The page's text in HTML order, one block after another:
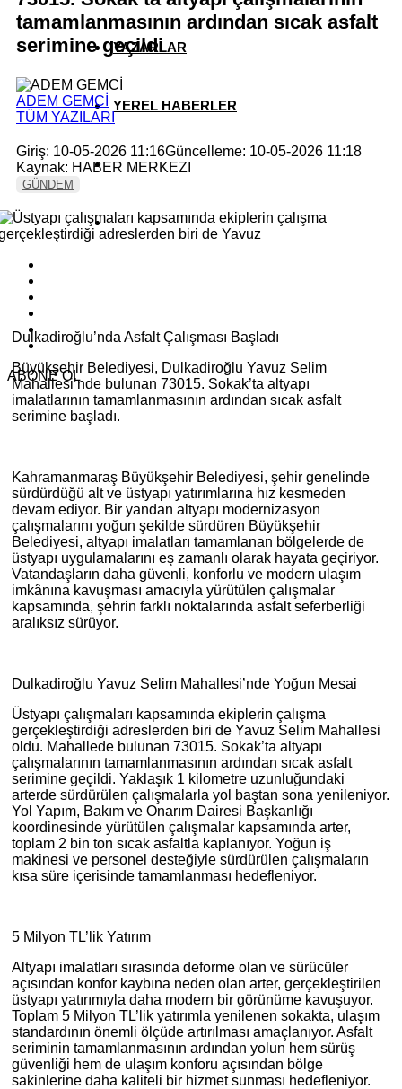
YAZARLAR
YEREL HABERLER
tamamlanmasının ardından sıcak asfalt
serimine geçildi
ADEM GEMCİ
TÜM YAZILARI
Giriş: 10-05-2026 11:16Güncelleme: 10-05-2026 11:18
Kaynak: HABER MERKEZI
GÜNDEM
ABONE OL
Dulkadiroğlu’nda Asfalt Çalışması Başladı
Büyükşehir Belediyesi, Dulkadiroğlu Yavuz Selim
Mahallesi’nde bulunan 73015. Sokak’ta altyapı
imalatlarının tamamlanmasının ardından sıcak asfalt
serimine başladı.
Kahramanmaraş Büyükşehir Belediyesi, şehir genelinde
sürdürdüğü alt ve üstyapı yatırımlarına hız kesmeden
devam ediyor. Bir yandan altyapı modernizasyon
çalışmalarını yoğun şekilde sürdüren Büyükşehir
Belediyesi, altyapı imalatları tamamlanan bölgelerde de
üstyapı uygulamalarını eş zamanlı olarak hayata geçiriyor.
Vatandaşların daha güvenli, konforlu ve modern ulaşım
imkânına kavuşması amacıyla yürütülen çalışmalar
kapsamında, şehrin farklı noktalarında asfalt seferberliği
aralıksız sürüyor.
Dulkadiroğlu Yavuz Selim Mahallesi’nde Yoğun Mesai
Üstyapı çalışmaları kapsamında ekiplerin çalışma
gerçekleştirdiği adreslerden biri de Yavuz Selim Mahallesi
oldu. Mahallede bulunan 73015. Sokak’ta altyapı
çalışmalarının tamamlanmasının ardından sıcak asfalt
serimine geçildi. Yaklaşık 1 kilometre uzunluğundaki
arterde sürdürülen çalışmalarla yol baştan sona yenileniyor.
Yol Yapım, Bakım ve Onarım Dairesi Başkanlığı
koordinesinde yürütülen çalışmalar kapsamında arter,
toplam 2 bin ton sıcak asfaltla kaplanıyor. Yoğun iş
makinesi ve personel desteğiyle sürdürülen çalışmaların
kısa süre içerisinde tamamlanması hedefleniyor.
5 Milyon TL’lik Yatırım
Altyapı imalatları sırasında deforme olan ve sürücüler
açısından konfor kaybına neden olan arter, gerçekleştirilen
üstyapı yatırımıyla daha modern bir görünüme kavuşuyor.
Toplam 5 Milyon TL’lik yatırımla yenilenen sokakta, ulaşım
standardının önemli ölçüde artırılması amaçlanıyor. Asfalt
seriminin tamamlanmasının ardından yolun hem sürüş
güvenliği hem de ulaşım konforu açısından bölge
sakinlerine daha kaliteli bir hizmet sunması hedefleniyor.